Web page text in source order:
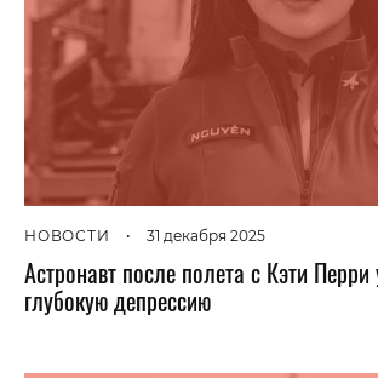
НОВОСТИ • 31 декабря 2025
Астронавт после полета с Кэти
глубокую депрессию